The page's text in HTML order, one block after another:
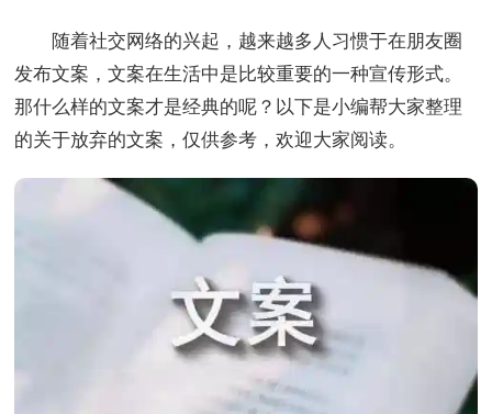
随着社交网络的兴起，越来越多人习惯于在朋友圈
发布文案，文案在生活中是比较重要的一种宣传形式。
那什么样的文案才是经典的呢？以下是小编帮大家整理
的关于放弃的文案，仅供参考，欢迎大家阅读。